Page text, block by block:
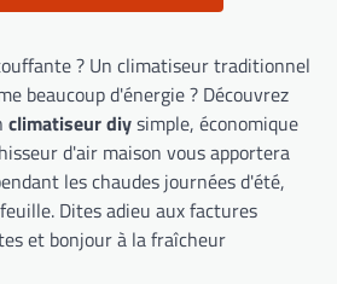
? Un climatiseur traditionnel
beaucoup d'énergie ? Découvrez
climatiseur diysimple, économique
d'air maison vous apportera
les chaudes journées d'été,
Dites adieu aux factures
et bonjour à la fraîcheur